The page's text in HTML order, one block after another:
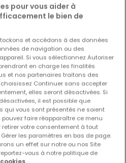
à Filsdorf
pour vous aider à
le bien de
et accédons à des données
de navigation ou des
Si vous sélectionnez Autoriser
en charge les finalités
et nos partenaires traitons des
choisissez Continuer sans accepter
elles seront désactivées. Si
il est possible que
qui vous sont présentés ne soient
faire réapparaître ce menu
votre consentement à tout
les paramètres en bas de page.
un effet sur notre ou nos Site
vous à notre politique de